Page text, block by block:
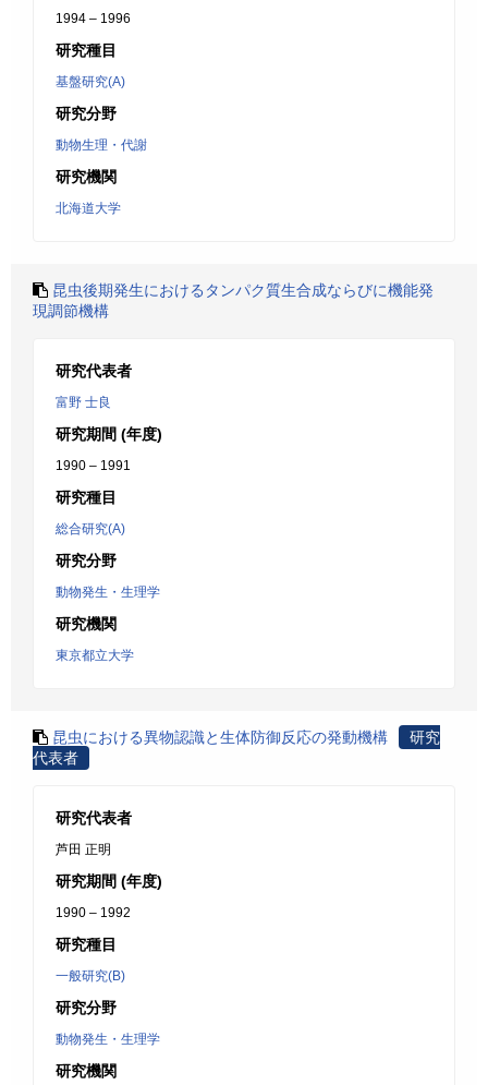
1994 – 1996
研究種目
基盤研究(A)
研究分野
動物生理・代謝
研究機関
北海道大学
昆虫後期発生におけるタンパク質生合成ならびに機能発
現調節機構
研究代表者
富野 士良
研究期間 (年度)
1990 – 1991
研究種目
総合研究(A)
研究分野
動物発生・生理学
研究機関
東京都立大学
昆虫における異物認識と生体防御反応の発動機構
研究
代表者
研究代表者
芦田 正明
研究期間 (年度)
1990 – 1992
研究種目
一般研究(B)
研究分野
動物発生・生理学
研究機関